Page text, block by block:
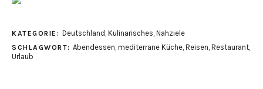
KATEGORIE: Deutschland , Kulinarisches, Nahziele
SCHLAGWORT: Abendessen, mediterrane Küche, Reisen, Restaurant,
Urlaub